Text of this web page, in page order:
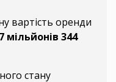
вартість оренди
7 мільйонів 344
стану